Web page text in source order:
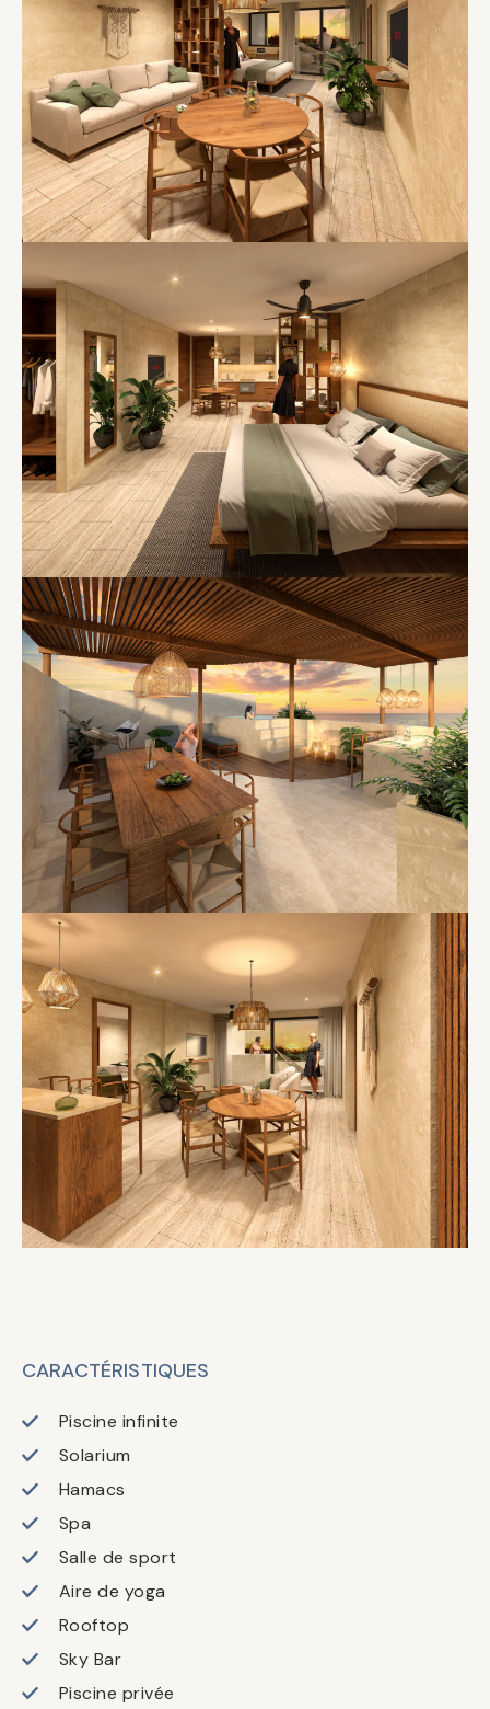
CARACTÉRISTIQUES
Piscine infinite
Solarium
Hamacs
Spa
Salle de sport
Aire de yoga
Rooftop
Sky Bar
Piscine privée